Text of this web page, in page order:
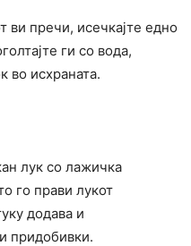
ви пречи, исечкајте едно
ги со вода,
во исхраната.
лук со лажичка
го прави лукот
додава и
придобивки.